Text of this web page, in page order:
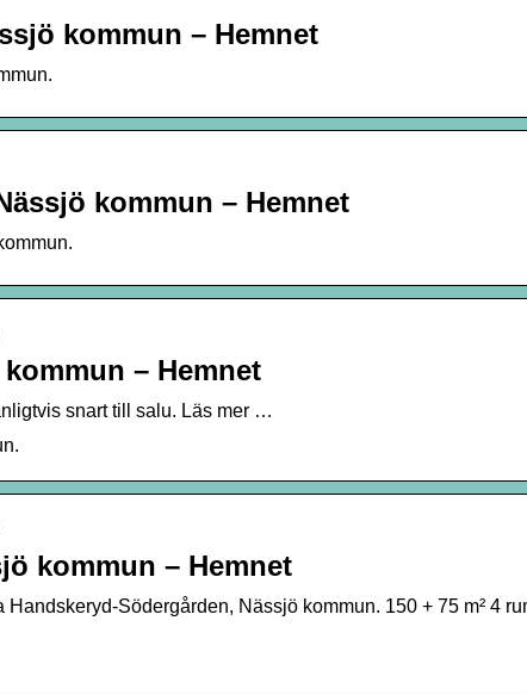
kommun – Hemnet
kommun – Hemnet
– Hemnet
snart till salu. Läs mer …
kommun – Hemnet
Södergården, Nässjö kommun. 150 + 75 m² 4